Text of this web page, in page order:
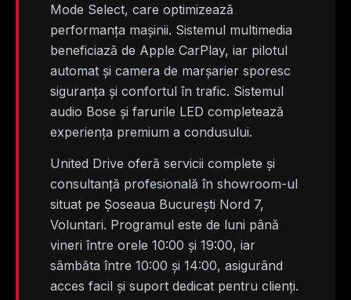
Mode Select, care optimizează
performanța mașinii. Sistemul multimedia
beneficiază de Apple CarPlay, iar pilotul
automat și camera de marșarier sporesc
siguranța și confortul în trafic. Sistemul
audio Bose și farurile LED completează
experiența premium a condusului.
United Drive oferă servicii complete și
consultanță profesională în showroom-ul
situat pe Șoseaua București Nord 7,
Voluntari. Programul este de luni până
vineri între orele 10:00 și 19:00, iar
sâmbăta între 10:00 și 14:00, asigurând
acces facil și suport dedicat pentru clienți.